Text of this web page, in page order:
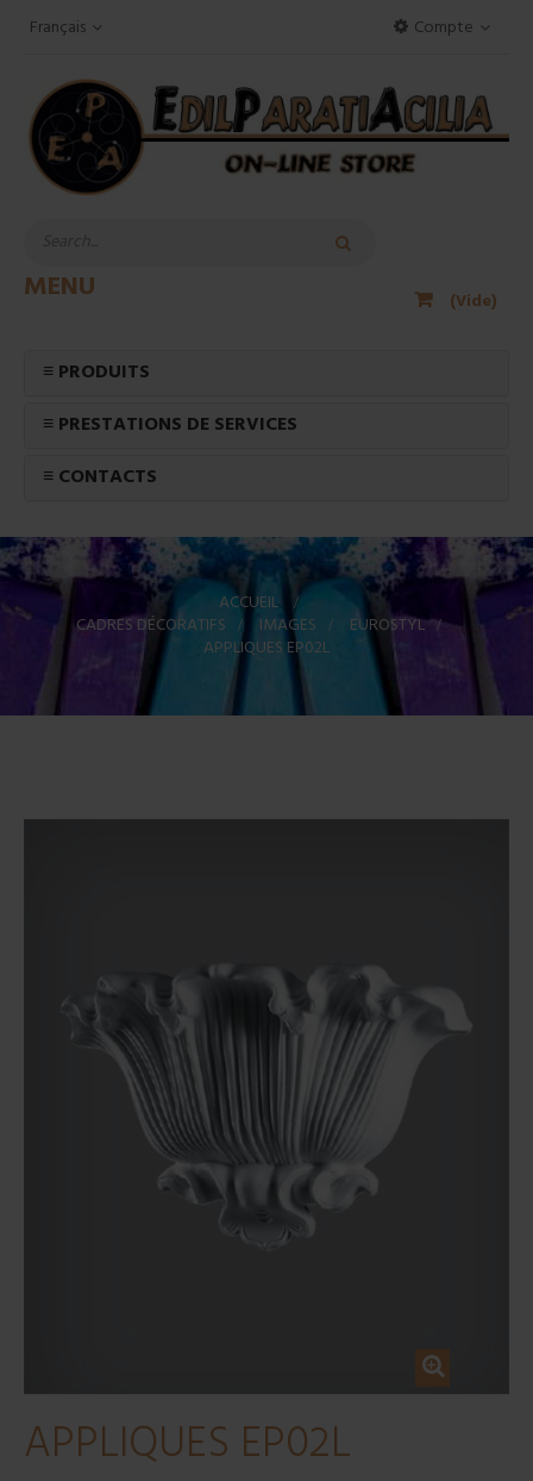
Compte
Français
(Vide)
MENU
≡ PRODUITS
≡ PRESTATIONS DE SERVICES
≡ CONTACTS
ACCUEIL >
CADRES DÉCORATIFS > IMAGES > EUROSTYL >
APPLIQUES EP02L
APPLIQUES EP02L